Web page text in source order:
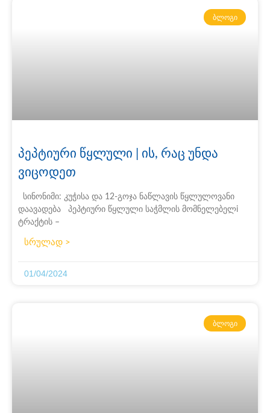
ᲑᲚᲝᲒᲘ
პეპტიური წყლული | ის, რაც უნდა
ვიცოდეთ
სინონიმი: კუჭისა და 12-გოჯა ნაწლავის წყლულოვანი
დაავადება პეპტიური წყლული საჭმლის მომნელებელi
ტრაქტის –
სრულად >
01/04/2024
ᲑᲚᲝᲒᲘ